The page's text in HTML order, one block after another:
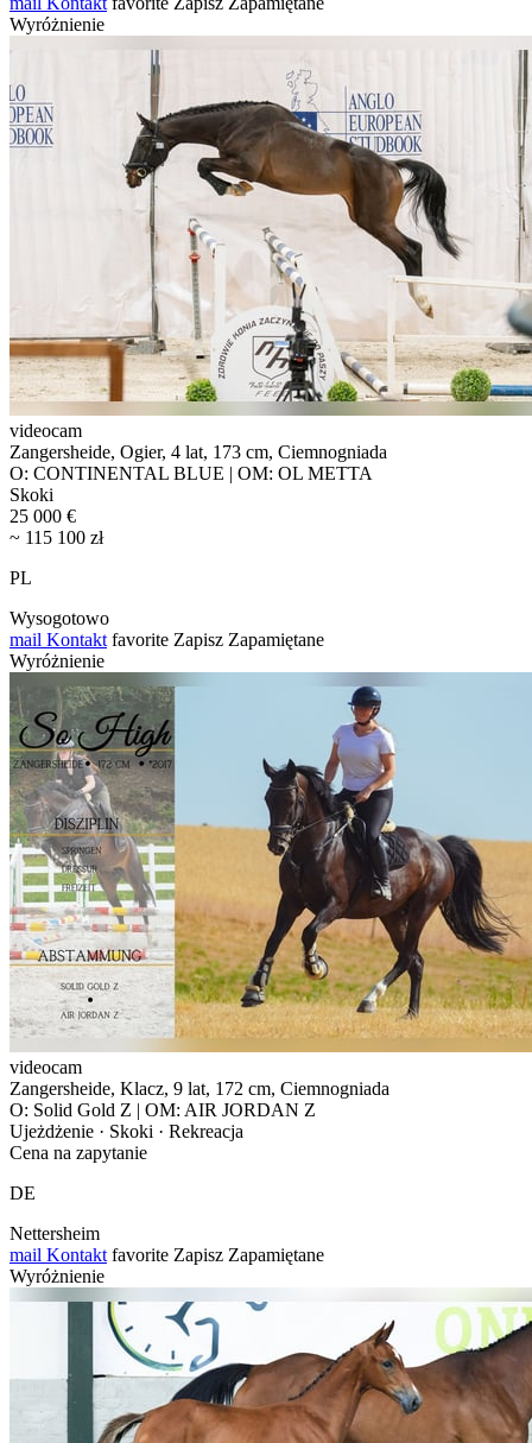
Wyróżnienie
videocam
Zangersheide, Ogier, 4 lat, 173 cm, Ciemnogniada
O: CONTINENTAL BLUE | OM: OL METTA
Skoki
25 000 €
~ 115 100 zł
PL
Wysogotowo
mail Kontakt favorite Zapisz Zapamiętane
Wyróżnienie
videocam
Zangersheide, Klacz, 9 lat, 172 cm, Ciemnogniada
O: Solid Gold Z | OM: AIR JORDAN Z
Ujeżdżenie · Skoki · Rekreacja
Cena na zapytanie
DE
Nettersheim
mail Kontakt favorite Zapisz Zapamiętane
Wyróżnienie